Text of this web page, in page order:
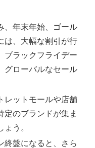
、年末年始、ゴール
は、大幅な割引が行
ブラックフライデー
グローバルなセール
レットモールや店舗
定のブランドが集ま
う。
終盤になると、さら